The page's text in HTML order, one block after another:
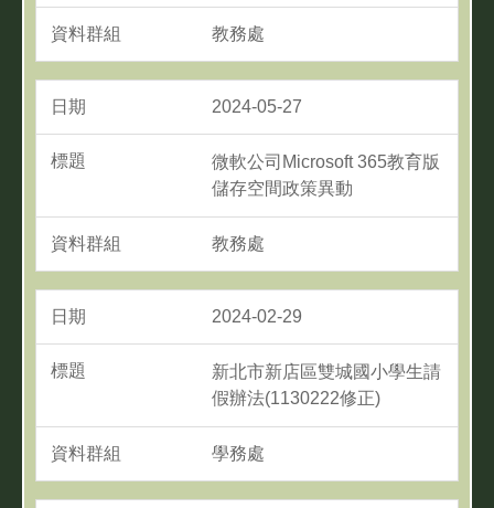
教務處
2024-05-27
微軟公司Microsoft 365教育版
儲存空間政策異動
教務處
2024-02-29
新北市新店區雙城國小學生請
假辦法(1130222修正)
學務處